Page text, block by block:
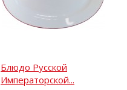
Блюдо Русской
Императорской...